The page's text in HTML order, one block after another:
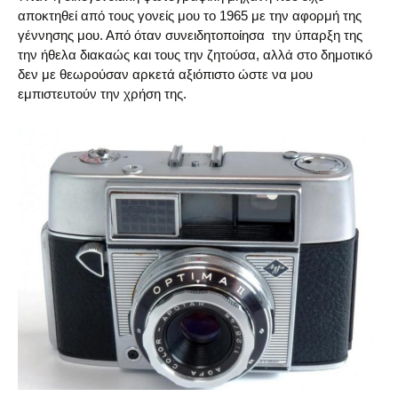
αποκτηθεί από τους γονείς μου το 1965 με την αφορμή της
γέννησης μου. Από όταν συνειδητοποίησα την ύπαρξη της
την ήθελα διακαώς και τους την ζητούσα, αλλά στο δημοτικό
δεν με θεωρούσαν αρκετά αξιόπιστο ώστε να μου
εμπιστευτούν την χρήση της.